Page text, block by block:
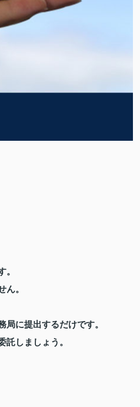
。
ん。
に提出するだけです。
しましょう。